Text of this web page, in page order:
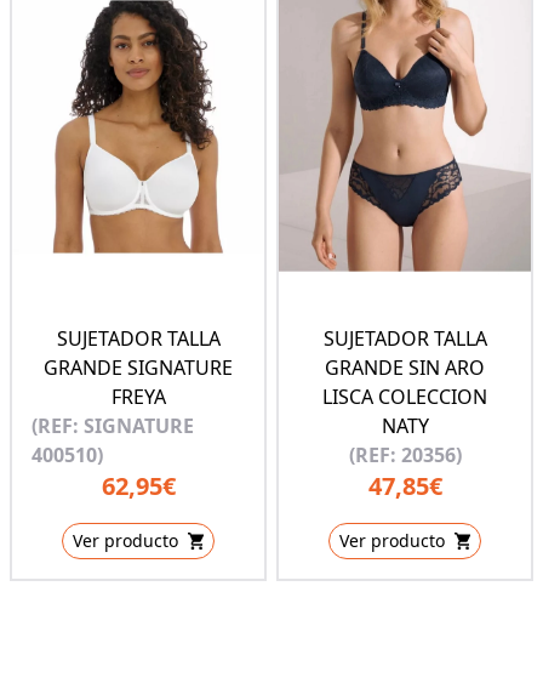
SUJETADOR TALLA
GRANDE SIGNATURE
FREYA
(REF: SIGNATURE
400510)
62,95€
Ver producto
SUJETADOR TALLA
GRANDE SIN ARO
LISCA COLECCION
NATY
(REF: 20356)
47,85€
Ver producto